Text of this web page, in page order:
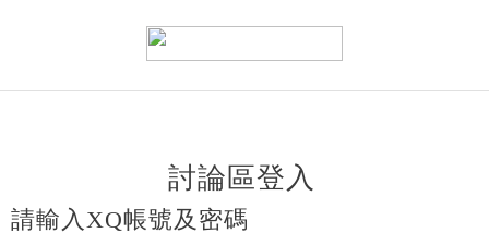
討論區登入
請輸入XQ帳號及密碼